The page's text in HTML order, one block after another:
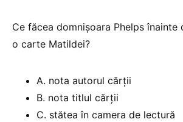
Ce făcea domnișoara Phelps înainte
o carte Matildei?
A. nota autorul cărții
B. nota titlul cărții
C. stătea în camera de lectură